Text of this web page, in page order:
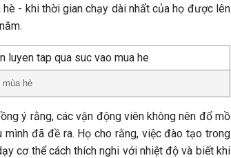
- khi thời gian chạy dài nhất của họ được lên
mùa hè
ý rằng, các vận động viên không nên đổ mồ
đã đề ra. Họ cho rằng, việc đào tạo trong
cơ thể cách thích nghi với nhiệt độ và biết khi